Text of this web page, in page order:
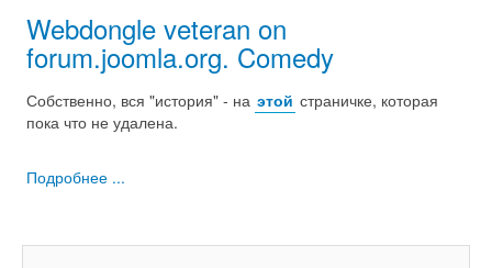
Webdongle veteran on
forum.joomla.org. Comedy
Собственно, вся "история" - на этой страничке, которая
пока что не удалена.
Подробнее ...